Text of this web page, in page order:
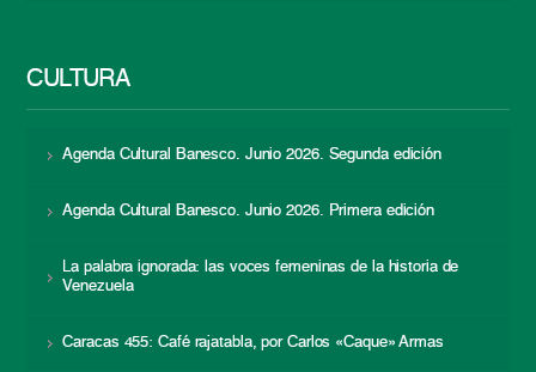
CULTURA
Agenda Cultural Banesco. Junio 2026. Segunda edición
Agenda Cultural Banesco. Junio 2026. Primera edición
La palabra ignorada: las voces femeninas de la historia de
Venezuela
Caracas 455: Café rajatabla, por Carlos «Caque» Armas